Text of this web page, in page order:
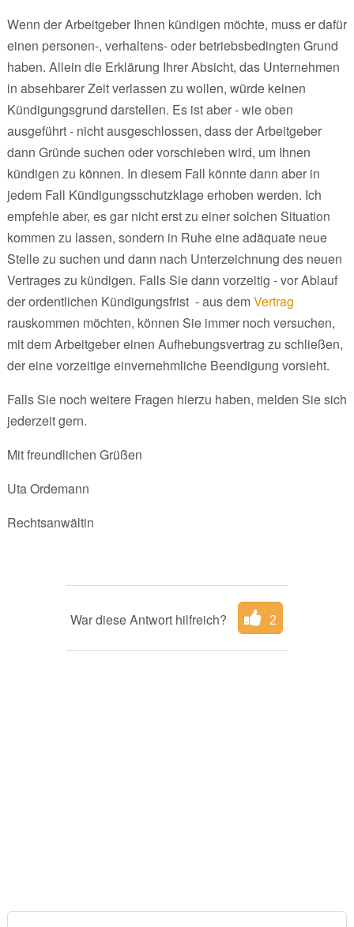
Wenn der Arbeitgeber Ihnen kündigen möchte, muss er dafür
einen personen-, verhaltens- oder betriebsbedingten Grund
haben. Allein die Erklärung Ihrer Absicht, das Unternehmen
in absehbarer Zeit verlassen zu wollen, würde keinen
Kündigungsgrund darstellen. Es ist aber - wie oben
ausgeführt - nicht ausgeschlossen, dass der Arbeitgeber
dann Gründe suchen oder vorschieben wird, um Ihnen
kündigen zu können. In diesem Fall könnte dann aber in
jedem Fall Kündigungsschutzklage erhoben werden. Ich
empfehle aber, es gar nicht erst zu einer solchen Situation
kommen zu lassen, sondern in Ruhe eine adäquate neue
Stelle zu suchen und dann nach Unterzeichnung des neuen
Vertrages zu kündigen. Falls Sie dann vorzeitig - vor Ablauf
der ordentlichen Kündigungsfrist - aus demVertrag
rauskommen möchten, können Sie immer noch versuchen,
mit dem Arbeitgeber einen Aufhebungsvertrag zu schließen,
der eine vorzeitige einvernehmliche Beendigung vorsieht.
Falls Sie noch weitere Fragen hierzu haben, melden Sie sich
jederzeit gern.
Mit freundlichen Grüßen
Uta Ordemann
Rechtsanwältin
War diese Antwort hilfreich? 2